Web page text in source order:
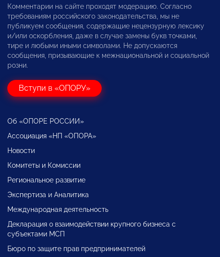
Комментарии на сайте проходят модерацию. Согласно
требованиям российского законодательства, мы не
публикуем сообщения, содержащие нецензурную лексику
и/или оскорбления, даже в случае замены букв точками,
тире и любыми иными символами. Не допускаются
сообщения, призывающие к межнациональной и социальной
розни.
Вступи в «ОПОРУ»
Об «ОПОРЕ РОССИИ»
Ассоциация «НП «ОПОРА»
Новости
Комитеты и Комиссии
Региональное развитие
Экспертиза и Аналитика
Международная деятельность
Декларация о взаимодействии крупного бизнеса с
субъектами МСП
Бюро по защите прав предпринимателей